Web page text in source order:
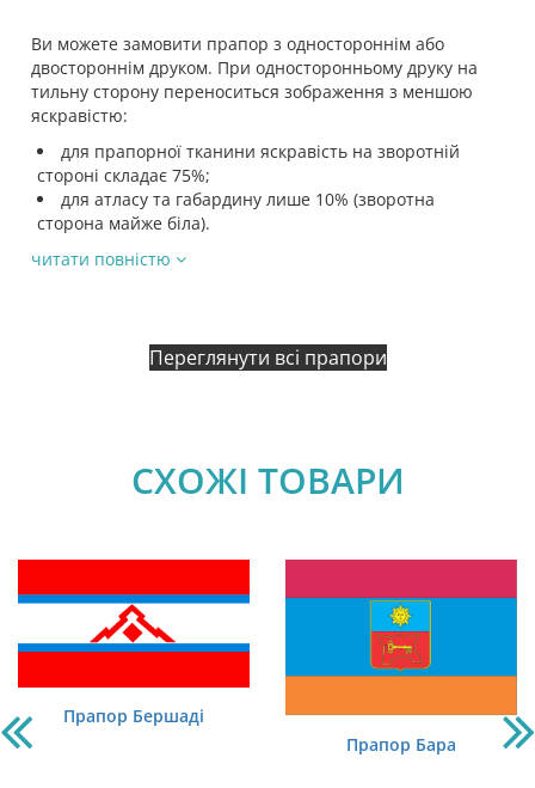
Ви можете замовити прапор з одностороннім або
двостороннім друком. При односторонньому друку на
тильну сторону переноситься зображення з меншою
яскравістю:
для прапорної тканини яскравість на зворотній
стороні складає 75%;
для атласу та габардину лише 10% (зворотна
сторона майже біла).
читати повністю
Переглянути всі прапори
СХОЖІ ТОВАРИ
Прапор Бершаді
Прапор Бара